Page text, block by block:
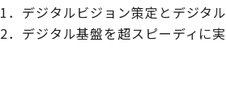
1．デジタルビジョン策定とデジタ
2．デジタル基盤を超スピーディに